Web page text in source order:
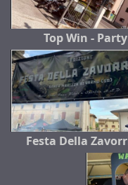
Top Win - Party
Festa Della